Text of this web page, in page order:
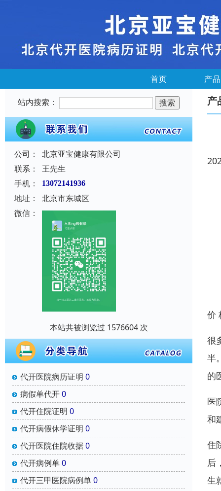
首页 产
站内搜索：
公司：
北京亚宝健康有限公司
联系：
王先生
手机：
13072141936
地址：
北京市东城区
微信：
本站共被浏览过 1576604 次
代开医院病历证明 0
病假单代开0
代开住院证明 0
代开病假休学证明 0
代开医院住院收据0
代开病例单0
代开三甲医院病例单0
产
价
很
半
的
医
和
住
后
生